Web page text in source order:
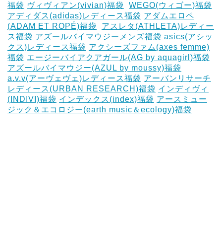
福袋 ヴィヴィアン(vivian)福袋
WEGO(ウィゴー)福袋
アディダス(adidas)レディース福袋 アダムエロペ
(ADAM ET ROPÉ)福袋
アスレタ(ATHLETA)レディー
ス福袋 アズールバイマウジーメンズ福袋 asics(アシッ
クス)レディース福袋 アクシーズファム(axes femme)
福袋 エージーバイアクアガール(AG by aquagirl)福袋
アズールバイマウジー(AZUL by moussy)福袋
a.v.v(アーヴェヴェ)レディース福袋 アーバンリサーチ
レディース(URBAN RESEARCH)福袋 インディヴィ
(INDIVI)福袋 インデックス(index)福袋 アースミュー
ジック＆エコロジー(earth music＆ecology)福袋